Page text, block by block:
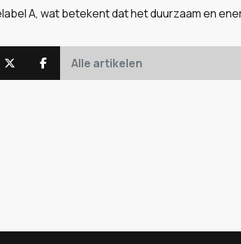
A, wat betekent dat het duurzaam en
Alle artikelen